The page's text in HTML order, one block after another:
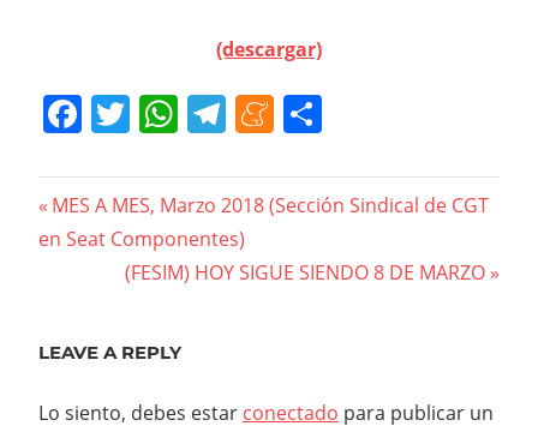
(descargar)
Facebook
Twitter
WhatsApp
Telegram
Meneame
Navegación
de
Previous
Post:
MES A MES, Marzo 2018 (Sección Sindical de CGT
en Seat Componentes)
Next
(FESIM) HOY SIGUE SIENDO 8 DE MARZO
LEAVE A REPLY
Lo siento, debes estar conectado para publicar un